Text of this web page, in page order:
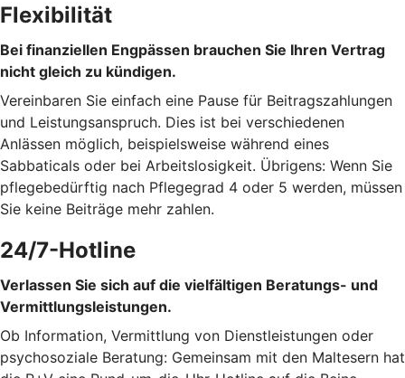
Flexibilität
Bei finanziellen Engpässen brauchen Sie Ihren Vertrag
nicht gleich zu kündigen.
Vereinbaren Sie einfach eine Pause für Beitragszahlungen
und Leistungsanspruch. Dies ist bei verschiedenen
Anlässen möglich, beispielsweise während eines
Sabbaticals oder bei Arbeitslosigkeit. Übrigens: Wenn Sie
pflegebedürftig nach Pflegegrad 4 oder 5 werden, müssen
Sie keine Beiträge mehr zahlen.
24/7-Hotline
Verlassen Sie sich auf die vielfältigen Beratungs- und
Vermittlungsleistungen.
Ob Information, Vermittlung von Dienstleistungen oder
psychosoziale Beratung: Gemeinsam mit den Maltesern hat